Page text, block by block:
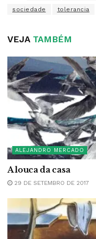
sociedade tolerancia
VEJATAMBÉM
ALEJANDRO MERCADO
A louca da casa
29 DE SETEMBRO DE 2017